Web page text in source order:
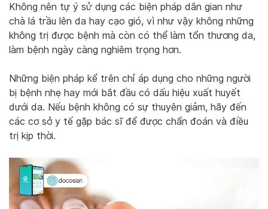
Không nên tự ý sử dụng các biện pháp dân gian như
chà lá trầu lên da hay cạo gió, vì như vậy không những
không trị được bệnh mà còn có thể làm tổn thương da,
làm bệnh ngày càng nghiêm trọng hơn.
Những biện pháp kể trên chỉ áp dụng cho những người
bị bệnh nhẹ hay mới bắt đầu có dấu hiệu xuất huyết
dưới da. Nếu bệnh không có sự thuyên giảm, hãy đến
các cơ sở y tế gặp bác sĩ để được chẩn đoán và điều
trị kịp thời.